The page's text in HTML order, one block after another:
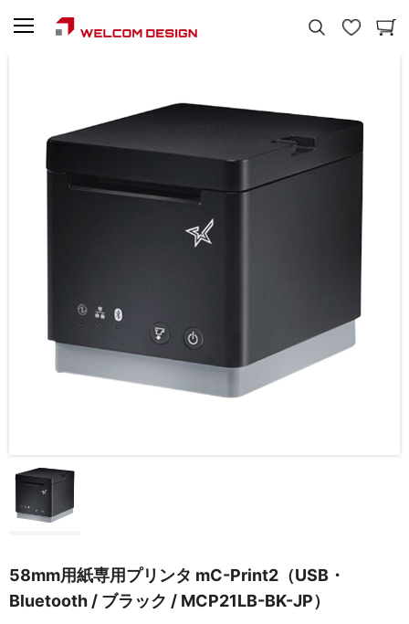
58mm用紙専用プリンタ mC-Print2（USB・
Bluetooth / ブラック / MCP21LB-BK-JP）